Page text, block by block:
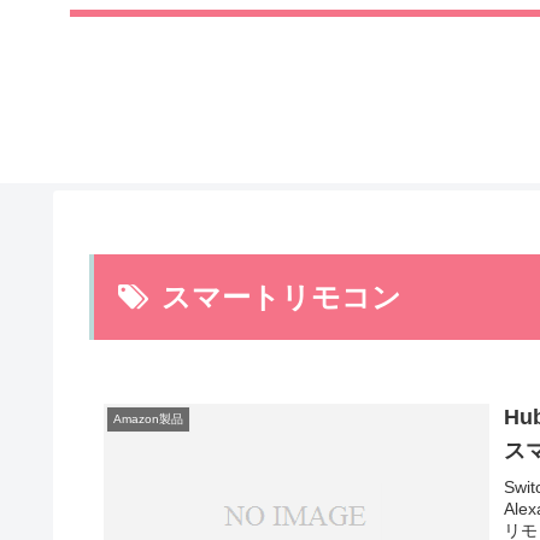
スマートリモコン
Amazon製品
ス
リ